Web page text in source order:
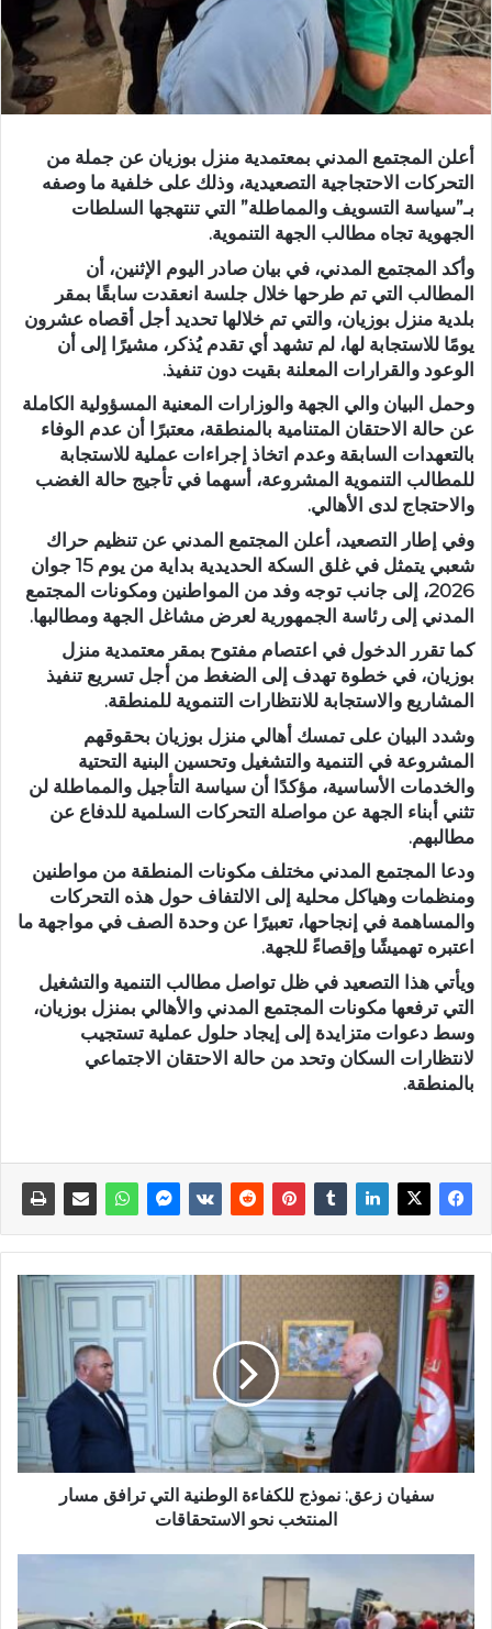
أعلن المجتمع المدني بمعتمدية منزل بوزيان عن جملة من
التحركات الاحتجاجية التصعيدية، وذلك على خلفية ما وصفه
بـ”سياسة التسويف والمماطلة” التي تنتهجها السلطات
الجهوية تجاه مطالب الجهة التنموية.
وأكد المجتمع المدني، في بيان صادر اليوم الإثنين، أن
المطالب التي تم طرحها خلال جلسة انعقدت سابقًا بمقر
بلدية منزل بوزيان، والتي تم خلالها تحديد أجل أقصاه عشرون
يومًا للاستجابة لها، لم تشهد أي تقدم يُذكر، مشيرًا إلى أن
الوعود والقرارات المعلنة بقيت دون تنفيذ.
وحمل البيان والي الجهة والوزارات المعنية المسؤولية الكاملة
عن حالة الاحتقان المتنامية بالمنطقة، معتبرًا أن عدم الوفاء
بالتعهدات السابقة وعدم اتخاذ إجراءات عملية للاستجابة
للمطالب التنموية المشروعة، أسهما في تأجيج حالة الغضب
والاحتجاج لدى الأهالي.
وفي إطار التصعيد، أعلن المجتمع المدني عن تنظيم حراك
شعبي يتمثل في غلق السكة الحديدية بداية من يوم 15 جوان
2026، إلى جانب توجه وفد من المواطنين ومكونات المجتمع
المدني إلى رئاسة الجمهورية لعرض مشاغل الجهة ومطالبها.
كما تقرر الدخول في اعتصام مفتوح بمقر معتمدية منزل
بوزيان، في خطوة تهدف إلى الضغط من أجل تسريع تنفيذ
المشاريع والاستجابة للانتظارات التنموية للمنطقة.
وشدد البيان على تمسك أهالي منزل بوزيان بحقوقهم
المشروعة في التنمية والتشغيل وتحسين البنية التحتية
والخدمات الأساسية، مؤكدًا أن سياسة التأجيل والمماطلة لن
تثني أبناء الجهة عن مواصلة التحركات السلمية للدفاع عن
مطالبهم.
ودعا المجتمع المدني مختلف مكونات المنطقة من مواطنين
ومنظمات وهياكل محلية إلى الالتفاف حول هذه التحركات
والمساهمة في إنجاحها، تعبيرًا عن وحدة الصف في مواجهة ما
اعتبره تهميشًا وإقصاءً للجهة.
ويأتي هذا التصعيد في ظل تواصل مطالب التنمية والتشغيل
التي ترفعها مكونات المجتمع المدني والأهالي بمنزل بوزيان،
وسط دعوات متزايدة إلى إيجاد حلول عملية تستجيب
لانتظارات السكان وتحد من حالة الاحتقان الاجتماعي
بالمنطقة.
سفيان زعق: نموذج للكفاءة الوطنية التي ترافق مسار
المنتخب نحو الاستحقاقات